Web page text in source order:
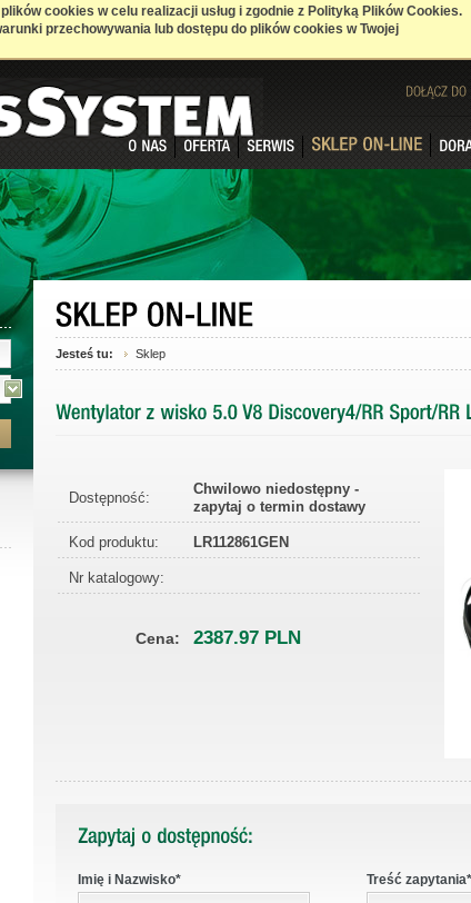
cookies w celu realizacji usług i zgodnie z Polityką Plików Cookies.
przechowywania lub dostępu do plików cookies w Twojej
Jesteś tu: Sklep
Dostępność:
Chwilowo niedostępny -
zapytaj o termin dostawy
Kod produktu: LR112861GEN
Nr katalogowy:
Cena: 2387.97 PLN
Imię i Nazwisko* Treść